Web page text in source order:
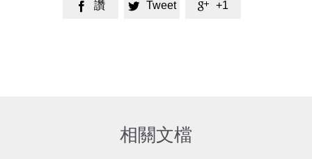
 讚  Tweet  +1
相關文檔